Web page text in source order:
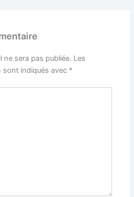
ne sera pas publiée. Les
indiqués avec *